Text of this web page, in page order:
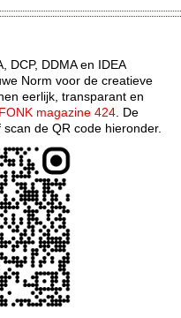
DCP, DDMA en IDEA
Norm voor de creatieve
eerlijk, transparant en
FONK magazine 424 . De
de QR code hieronder.